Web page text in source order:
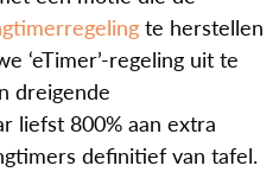
te herstellen
‘eTimer’-regeling uit te
dreigende
liefst 800% aan extra
definitief van tafel.